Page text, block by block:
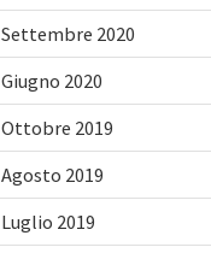
Settembre 2020
Giugno 2020
Ottobre 2019
Agosto 2019
Luglio 2019